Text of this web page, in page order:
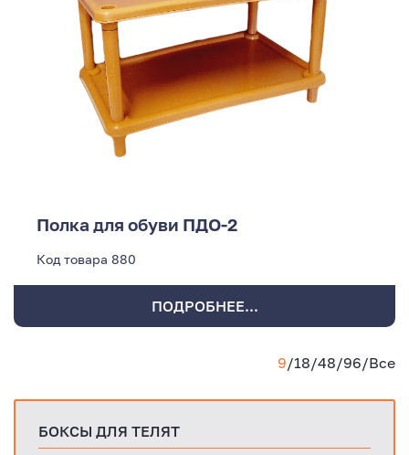
Полка для обуви ПДО-2
Код товара 880
ПОДРОБНЕЕ...
9/18/48/96/Все
БОКСЫ ДЛЯ ТЕЛЯТ